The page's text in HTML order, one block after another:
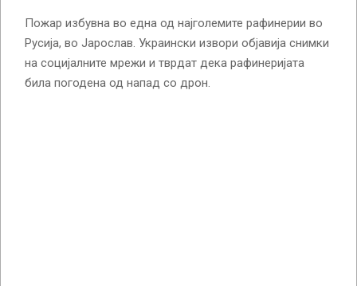
Пожар избувна во една од најголемите рафинерии во
Русија, во Јарослав. Украински извори објавија снимки
на социјалните мрежи и тврдат дека рафинеријата
била погодена од напад со дрон.